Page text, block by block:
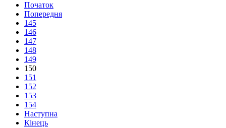
Початок
Попередня
145
146
147
148
149
150
151
152
153
154
Наступна
Кінець